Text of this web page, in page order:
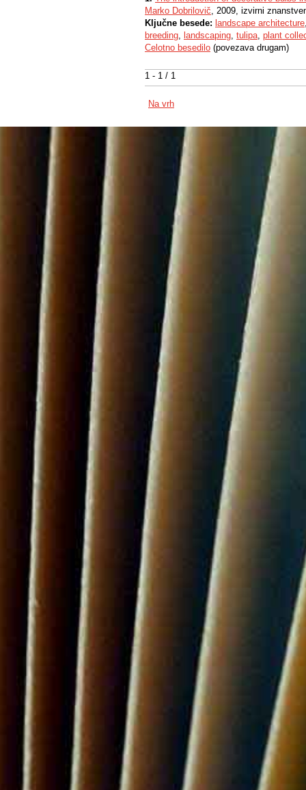
1 - 1 / 1
Marko Dobrilovič, 2009, izvirni
Ključne besede: landscape architecture
breeding, landscaping, tulipa, plant
Celotno besedilo (povezava drugam)
Na vrh